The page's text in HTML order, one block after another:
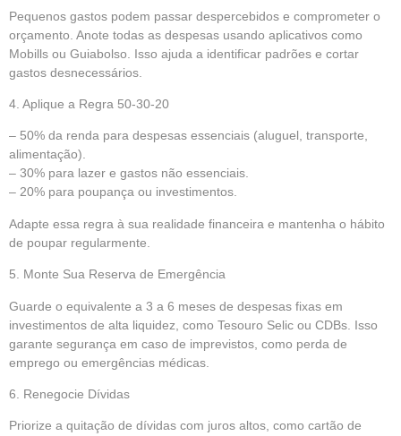
Pequenos gastos podem passar despercebidos e comprometer o
orçamento. Anote todas as despesas usando aplicativos como
Mobills ou Guiabolso. Isso ajuda a identificar padrões e cortar
gastos desnecessários.
4. Aplique a Regra 50-30-20
– 50% da renda para despesas essenciais (aluguel, transporte,
alimentação).
– 30% para lazer e gastos não essenciais.
– 20% para poupança ou investimentos.
Adapte essa regra à sua realidade financeira e mantenha o hábito
de poupar regularmente.
5. Monte Sua Reserva de Emergência
Guarde o equivalente a 3 a 6 meses de despesas fixas em
investimentos de alta liquidez, como Tesouro Selic ou CDBs. Isso
garante segurança em caso de imprevistos, como perda de
emprego ou emergências médicas.
6. Renegocie Dívidas
Priorize a quitação de dívidas com juros altos, como cartão de